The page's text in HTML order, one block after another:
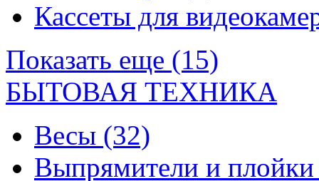
Кассеты для
Показать еще (15)
БЫТОВАЯ ТЕХНИКА
Весы (32)
Выпрямители и